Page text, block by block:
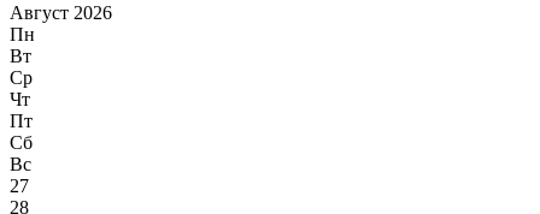
Август 2026
Пн
Вт
Ср
Чт
Пт
Сб
Вс
27
28